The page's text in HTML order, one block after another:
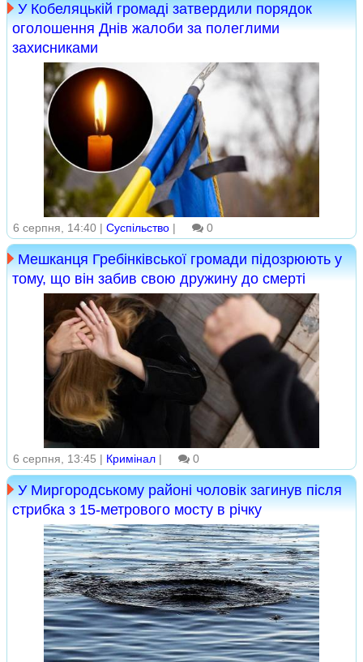
У Кобеляцькій громаді затвердили порядок
оголошення Днів жалоби за полеглими
захисниками
6 серпня, 14:40 | Суспільство | 0
Мешканця Гребінківської громади підозрюють у
тому, що він забив свою дружину до смерті
6 серпня, 13:45 | Кримінал | 0
У Миргородському районі чоловік загинув після
стрибка з 15-метрового мосту в річку